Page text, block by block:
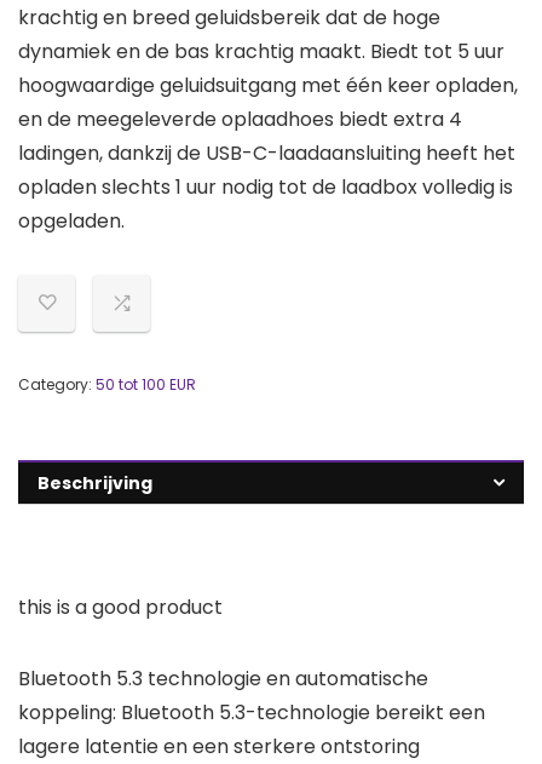
krachtig en breed geluidsbereik dat de hoge
dynamiek en de bas krachtig maakt. Biedt tot 5 uur
hoogwaardige geluidsuitgang met één keer opladen,
en de meegeleverde oplaadhoes biedt extra 4
ladingen, dankzij de USB-C-laadaansluiting heeft het
opladen slechts 1 uur nodig tot de laadbox volledig is
opgeladen.
Category: 50 tot 100 EUR
Beschrijving
this is a good product
Bluetooth 5.3 technologie en automatische
koppeling: Bluetooth 5.3-technologie bereikt een
lagere latentie en een sterkere ontstoring